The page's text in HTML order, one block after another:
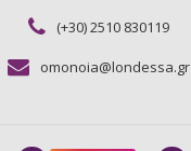
(+30) 2510 830119
omonoia@londessa.gr